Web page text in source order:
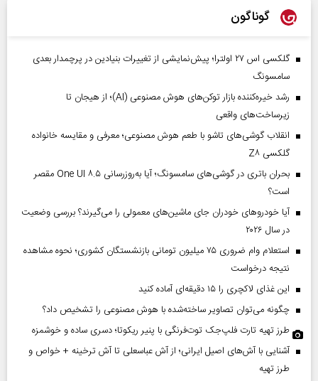
گوناگون
گلکسی اس ۲۷ اولترا؛ پیش‌نمایشی از تغییرات بنیادین در پرچمدار بعدی
سامسونگ
رشد خیره‌کننده بازار توکن‌های هوش مصنوعی (AI)؛ از هیجان تا
زیرساخت‌های واقعی
انقلاب گوشی‌های تاشو‌ با طعم هوش مصنوعی؛ معرفی و مقایسه خانواده
گلکسی Z۸
بحران باتری در گوشی‌های سامسونگ؛ آیا به‌روزرسانی One UI ۸.۵ مقصر
است؟
آیا خودروهای خودران جای ماشین‌های معمولی را می‌گیرند؟ بررسی وضعیت
در سال ۲۰۲۶
استعلام وام ضروری ۷۵ میلیون تومانی بازنشستگان کشوری؛ نحوه مشاهده
نتیجه درخواست
این غذای لاکچری را ۱۵ دقیقه‌ای آماده کنید
چگونه می‌توان تصاویر ساخته‌شده با هوش مصنوعی را تشخیص داد؟
طرز تهیه تارت فلپ‌جک توت‌فرنگی با پنیر ریکوتا؛ دسری ساده و خوشمزه
آشنایی با آش‌های اصیل ایرانی؛ از آش عباسعلی تا آش ترخینه + خواص و
طرز تهیه